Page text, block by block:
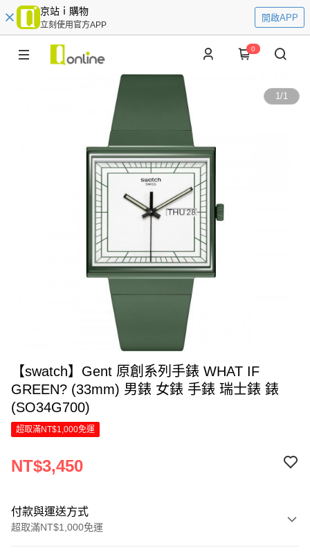
京站ｉ購物
立刻使用官方APP
開啟APP
0
1/1
【swatch】Gent 原創系列手錶 WHAT IF
GREEN? (33mm) 男錶 女錶 手錶 瑞士錶 錶
(SO34G700)
超取滿NT$1,000免運
NT$3,450
付款與運送方式
超取滿NT$1,000免運